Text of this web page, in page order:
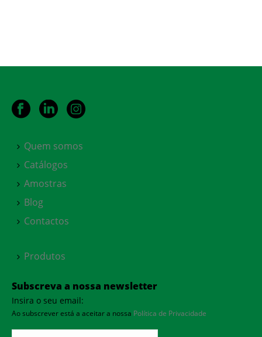
Quem somos
Catálogos
Amostras
Blog
Contactos
Produtos
Subscreva a nossa newsletter
Insira o seu email:
Ao subscrever está a aceitar a nossa Política de Privacidade